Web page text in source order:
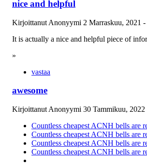
nice and helpful
Kirjoittanut Anonyymi 2 Marraskuu, 2021 -
It is actually a nice and helpful piece of
»
vastaa
awesome
Kirjoittanut Anonyymi 30 Tammikuu, 2022
Countless cheapest ACNH bells are
Countless cheapest ACNH bells are
Countless cheapest ACNH bells are
Countless cheapest ACNH bells are